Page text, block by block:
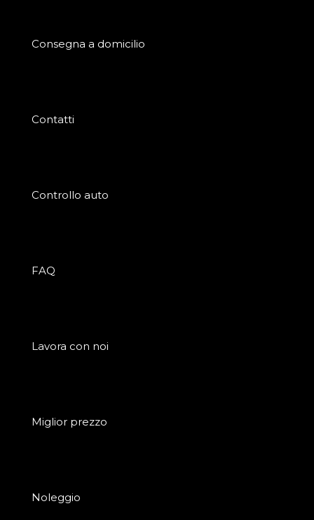
Consegna a domicilio
Contatti
Controllo auto
FAQ
Lavora con noi
Miglior prezzo
Noleggio